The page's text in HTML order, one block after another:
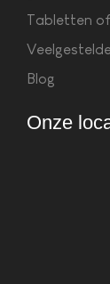
Tabletten
Blog
Onze